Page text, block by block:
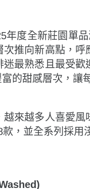
年度全新莊園單
推向新高點，
最熟悉且最受
的甜感層次，讓
來越多人喜愛
，並全系列採用